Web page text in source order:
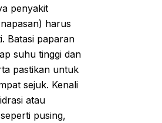
penyakit
harus
Batasi paparan
suhu tinggi dan
pastikan untuk
sejuk. Kenali
atau
pusing,